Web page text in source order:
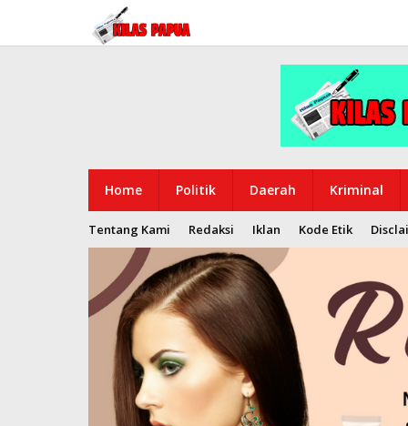
konten
Home Politik Daerah Kriminal
Tentang Kami Redaksi Iklan Kode Etik